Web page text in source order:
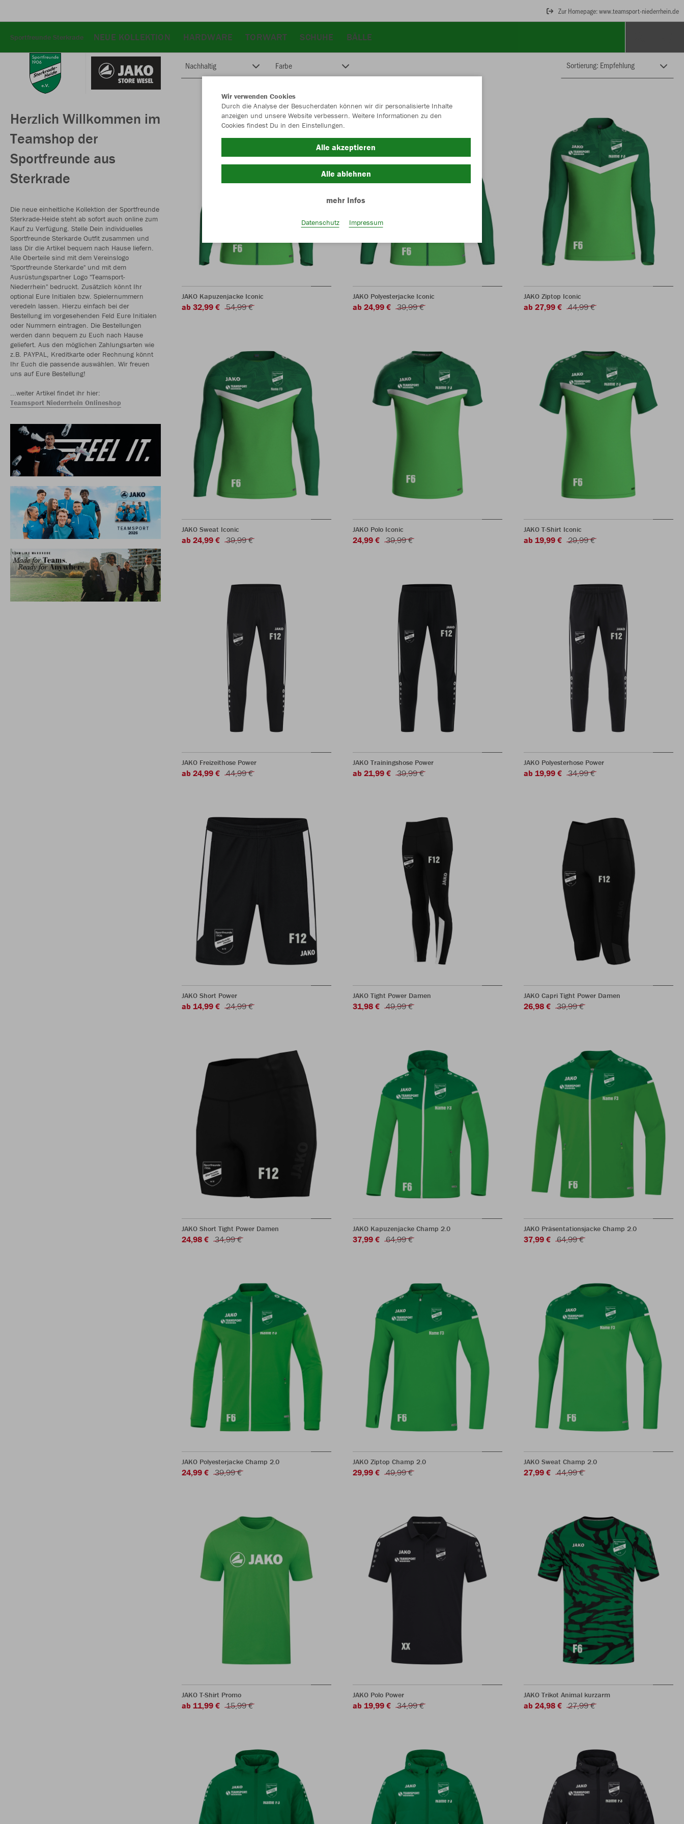
Zur Homepage: www.teamsport-niederrhein.de
Sportfreunde Sterkrade NEUE KOLLEKTION HARDWARE TORWART SCHUHE BÄLLE
Herzlich Willkommen im
Teamshop der
Sportfreunde aus
Sterkrade
Die neue einheitliche Kollektion der Sportfreunde
Sterkrade-Heide steht ab sofort auch online zum
Kauf zu Verfügung. Stelle Dein individuelles
Sportfreunde Sterkarde Outfit zusammen und
lass Dir die Artikel bequem nach Hause liefern.
Alle Oberteile sind mit dem Vereinslogo
"Sportfreunde Sterkarde" und mit dem
Ausrüstungspartner Logo "Teamsport-
Niederrhein" bedruckt. Zusätzlich könnt Ihr
optional Eure Initialen bzw. Spielernummern
veredeln lassen. Hierzu einfach bei der
Bestellung im vorgesehenden Feld Eure Initialen
oder Nummern eintragen. Die Bestellungen
werden dann bequem zu Euch nach Hause
geliefert. Aus den möglichen Zahlungsarten wie
z.B. PAYPAL, Kreditkarte oder Rechnung könnt
Ihr Euch die passende auswählen. Wir freuen
uns auf Eure Bestellung!
...weiter Artikel findet ihr hier:
Teamsport Niederrhein Onlineshop
Nachhaltig Farbe
JAKO Kapuzenjacke Iconic
ab 32,99 € 54,99 €
JAKO Polyesterjacke Iconic
ab 24,99 € 39,99 €
JAKO Ziptop Iconic
ab 27,99 € 44,99 €
JAKO Sweat Iconic
ab 24,99 € 39,99 €
JAKO Polo Iconic
24,99 € 39,99 €
JAKO T-Shirt Iconic
ab 19,99 € 29,99 €
JAKO Freizeithose Power
ab 24,99 € 44,99 €
JAKO Trainingshose Power
ab 21,99 € 39,99 €
JAKO Polyesterhose Power
ab 19,99 € 34,99 €
JAKO Short Power
ab 14,99 € 24,99 €
JAKO Tight Power Damen
31,98 € 49,99 €
JAKO Capri Tight Power Damen
26,98 € 39,99 €
JAKO Short Tight Power Damen
24,98 € 34,99 €
JAKO Kapuzenjacke Champ 2.0
37,99 € 64,99 €
JAKO Präsentationsjacke Champ 2.0
37,99 € 64,99 €
JAKO Polyesterjacke Champ 2.0
24,99 € 39,99 €
JAKO Ziptop Champ 2.0
29,99 € 49,99 €
JAKO Sweat Champ 2.0
27,99 € 44,99 €
JAKO T-Shirt Promo
ab 11,99 € 15,99 €
JAKO Polo Power
ab 19,99 € 34,99 €
JAKO Trikot Animal kurzarm
ab 24,98 € 27,99 €
Wir verwenden Cookies
Durch die Analyse der Besucherdaten können wir dir personalisierte Inhalte
anzeigen und unsere Website verbessern. Weitere Informationen zu den
Cookies findest Du in den Einstellungen.
Alle akzeptieren
Alle ablehnen
mehr Infos
Datenschutz Impressum